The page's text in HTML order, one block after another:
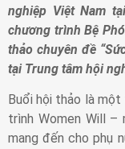
nghiệp Việt Nam
chương trình Bệ
thảo chuyên đề
tại Trung tâm hội
Buổi hội thảo là
trình Women Will –
mang đến cho phụ